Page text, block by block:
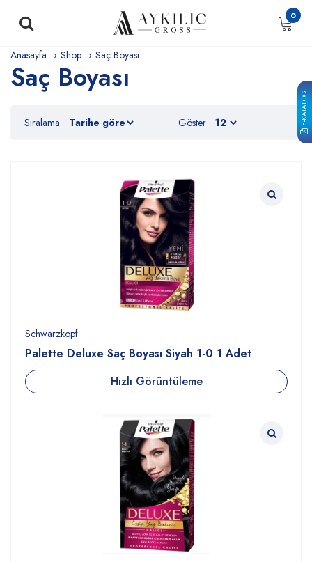
E-KATALOG
0
Anasayfa Shop Saç Boyası
Saç Boyası
Sıralama Göster
Schwarzkopf
Palette Deluxe Saç Boyası Siyah 1-0 1 Adet
Hızlı Görüntüleme